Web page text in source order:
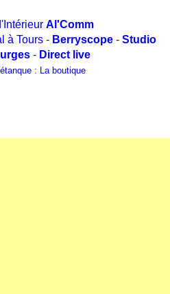
Al'Comm
à Tours - Berryscope - Studio
- Direct live
: La boutique